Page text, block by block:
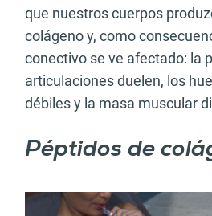
que nuestros cuerpos
colágeno y, como
conectivo se ve afectado: la
articulaciones duelen, los
débiles y la masa muscular
Péptidos de